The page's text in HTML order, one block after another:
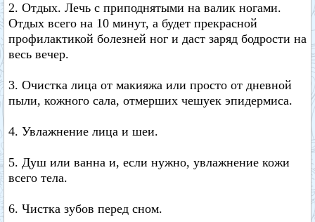
2. Отдых. Лечь с приподнятыми на валик ногами.
Отдых всего на 10 минут, а будет прекрасной
профилактикой болезней ног и даст заряд бодрости на
весь вечер.
3. Очистка лица от макияжа или просто от дневной
пыли, кожного сала, отмерших чешуек эпидермиса.
4. Увлажнение лица и шеи.
5. Душ или ванна и, если нужно, увлажнение кожи
всего тела.
6. Чистка зубов перед сном.